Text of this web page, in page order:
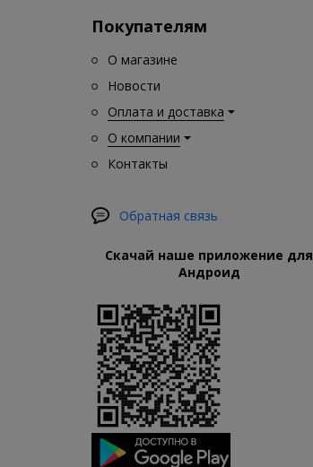
Покупателям
О магазине
Новости
Оплата и доставка
О компании
Контакты
Обратная связь
Скачай наше приложение для
Андроид